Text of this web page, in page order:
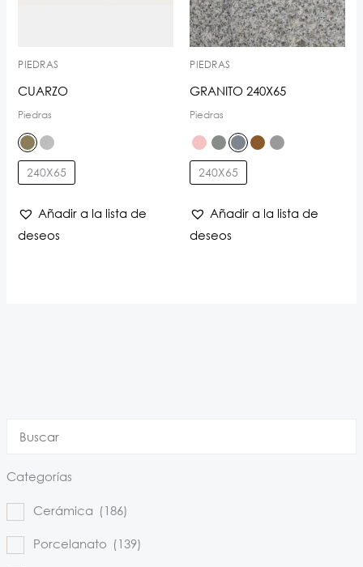
Categorías
Cerámica (186)
Porcelanato (139)
PIEDRAS
CUARZO
Piedras
240X65
Añadir a la lista de
deseos
PIEDRAS
GRANITO 240X65
Piedras
240X65
Añadir a la lista de
deseos